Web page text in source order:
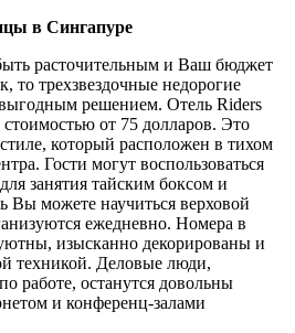
в Сингапуре
расточительным и Ваш бюджет
то трехзвездочные недорогие
решением. Отель Riders
от 75 долларов. Это
который расположен в тихом
Гости могут воспользоваться
занятия тайским боксом и
Вы можете научиться верховой
ежедневно. Номера в
изысканно декорированы и
техникой. Деловые люди,
работе, останутся довольны
и конференц-залами